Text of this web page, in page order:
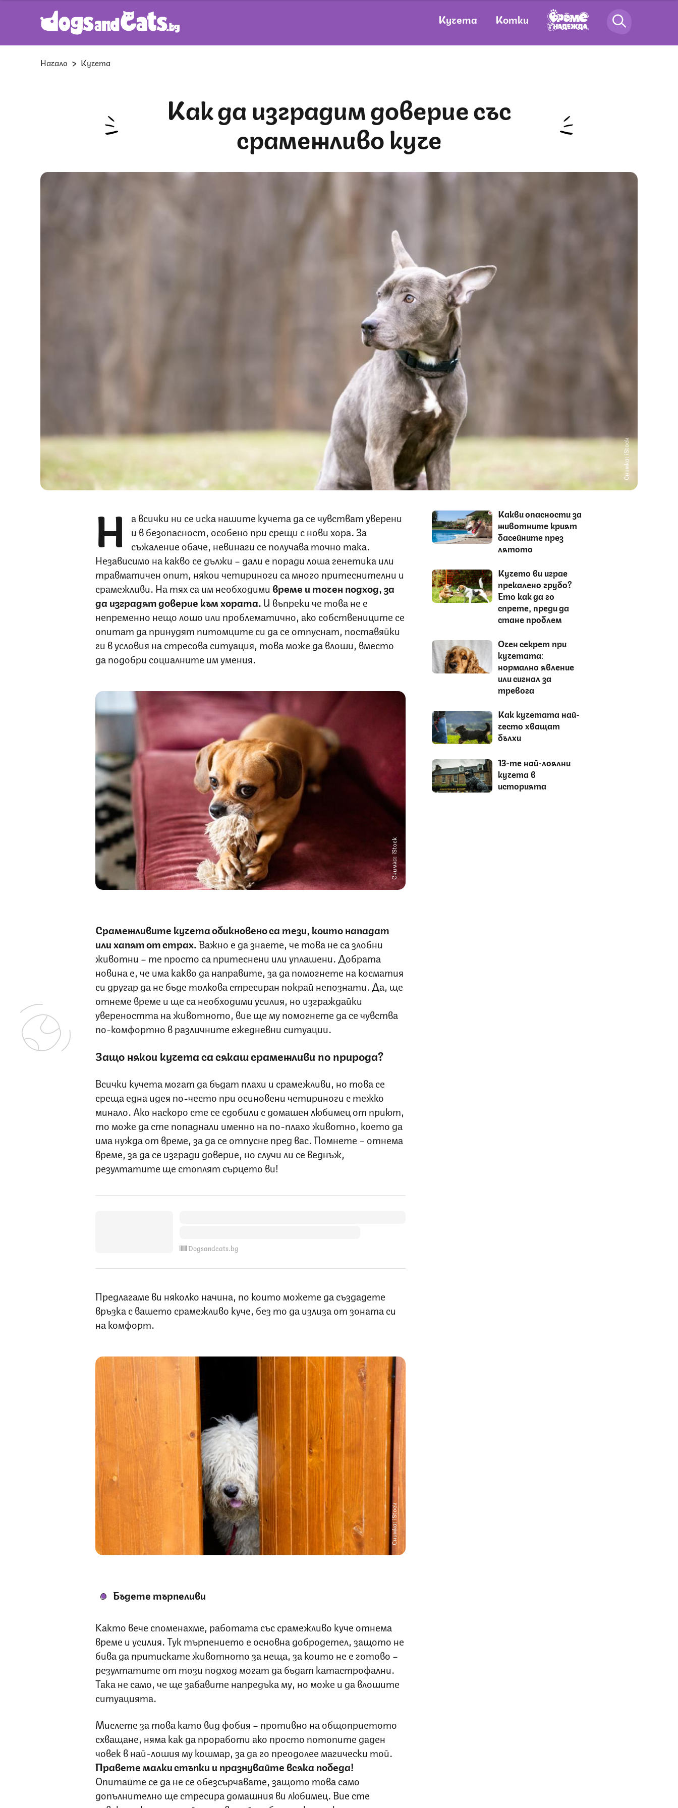
Кучета Котки
Начало Кучета
Как да изградим доверие със
срамежливо куче
Снимка: iStock
Н
а всички ни се иска нашите кучета да се чувстват уверени
и в безопасност, особено при срещи с нови хора. За
съжаление обаче, невинаги се получава точно така.
Независимо на какво се дължи – дали е поради лоша генетика или
травматичен опит, някои четириноги са много притеснителни и
срамежливи. На тях са им необходими време и точен подход, за
да изградят доверие към хората. И въпреки че това не е
непременно нещо лошо или проблематично, ако собствениците се
опитат да принудят питомците си да се отпуснат, поставяйки
ги в условия на стресова ситуация, това може да влоши, вместо
да подобри социалните им умения.
Снимка: iStock
Срамежливите кучета обикновено са тези, които нападат
или хапят от страх. Важно е да знаете, че това не са злобни
животни – те просто са притеснени или уплашени. Добрата
новина е, че има какво да направите, за да помогнете на косматия
си другар да не бъде толкова стресиран покрай непознати. Да, ще
отнеме време и ще са необходими усилия, но изграждайки
увереността на животното, вие ще му помогнете да се чувства
по-комфортно в различните ежедневни ситуации.
Защо някои кучета са сякаш срамежливи по природа?
Всички кучета могат да бъдат плахи и срамежливи, но това се
среща една идея по-често при осиновени четириноги с тежко
минало. Ако наскоро сте се сдобили с домашен любимец от приют,
то може да сте попаднали именно на по-плахо животно, което да
има нужда от време, за да се отпусне пред вас. Помнете – отнема
време, за да се изгради доверие, но случи ли се веднъж,
резултатите ще стоплят сърцето ви!
Dogsandcats.bg
Предлагаме ви няколко начина, по които можете да създадете
връзка с вашето срамежливо куче, без то да излиза от зоната си
на комфорт.
Снимка: iStock
Бъдете търпеливи
Както вече споменахме, работата със срамежливо куче отнема
време и усилия. Тук търпението е основна добродетел, защото не
бива да притискате животното за неща, за които не е готово –
резултатите от този подход могат да бъдат катастрофални.
Така не само, че ще забавите напредъка му, но може и да влошите
ситуацията.
Мислете за това като вид фобия – противно на общоприетото
схващане, няма как да проработи ако просто потопите даден
човек в най-лошия му кошмар, за да го преодолее магически той.
Правете малки стъпки и празнувайте всяка победа!
Опитайте се да не се обезсърчавате, защото това само
допълнително ще стресира домашния ви любимец. Вие сте
Какви опасности за
животните крият
басейните през
лятото
Кучето ви играе
прекалено грубо?
Ето как да го
спрете, преди да
стане проблем
Очен секрет при
кучетата:
нормално явление
или сигнал за
тревога
Как кучетата най-
често хващат
бълхи
13-те най-лоялни
кучета в
историята